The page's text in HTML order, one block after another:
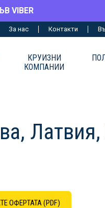
VIBER
За нас Контакти
КРУИЗНИ
КОМПАНИИ
ОФЕРТАТА (PDF)